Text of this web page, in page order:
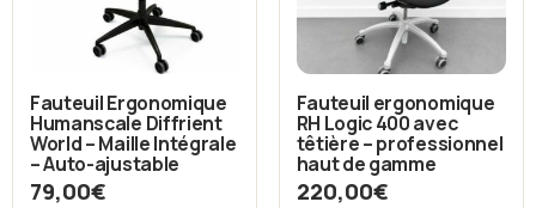
Fauteuil Ergonomique
Humanscale Diffrient
World – Maille Intégrale
– Auto-ajustable
79,00€
Fauteuil ergonomique
RH Logic 400 avec
têtière – professionnel
haut de gamme
220,00€